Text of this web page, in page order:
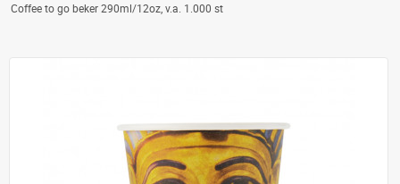
Coffee to go beker 290ml/12oz, v.a. 1.000 st